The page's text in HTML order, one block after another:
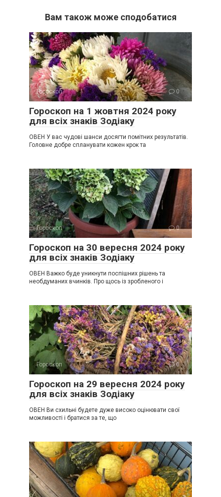
Вам також може сподобатися
Гороскоп 0
Гороскоп на 1 жовтня 2024 року
для всіх знаків Зодіаку
ОВЕН У вас чудові шанси досягти помітних результатів.
Головне добре спланувати кожен крок та
Гороскоп 0
Гороскоп на 30 вересня 2024 року
для всіх знаків Зодіаку
ОВЕН Важко буде уникнути поспішних рішень та
необдуманих вчинків. Про щось із зробленого і
Гороскоп 0
Гороскоп на 29 вересня 2024 року
для всіх знаків Зодіаку
ОВЕН Ви схильні будете дуже високо оцінювати свої
можливості і братися за те, що